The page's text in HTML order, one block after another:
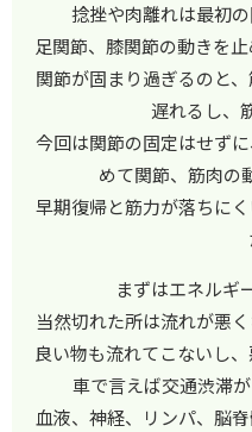
捻挫や肉離れは最初の
足関節、膝関節の動きを
関節が固まり過ぎるのと
遅れるし、
今回は関節の固定はせず
めて関節、筋肉の
早期復帰と筋力が落ちに
まずはエネルギ
当然切れた所は流れが悪
良い物も流れてこないし
車で言えば交通渋滞
血液、神経、リンパ、脳